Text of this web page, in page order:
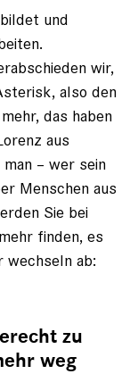
und
wir,
also den
das haben
aus
– wer sein
Menschen aus
Sie bei
finden, es
ab:
zu
weg